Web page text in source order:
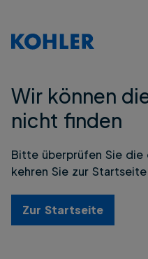
Wir können
nicht finden
Bitte überprüfen Sie die
kehren Sie zur
Zur Startseite